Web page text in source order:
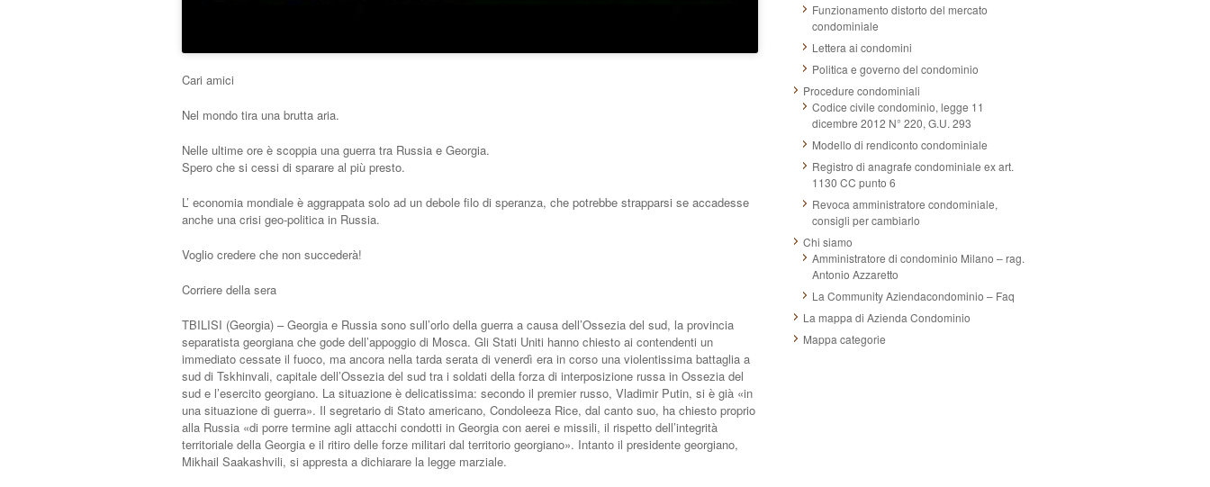
Cari amici
Nel mondo tira una brutta aria.
Nelle ultime ore è scoppia una guerra tra Russia e Georgia.
Spero che si cessi di sparare al più presto.
L’ economia mondiale è aggrappata solo ad un debole filo di speranza, che potrebbe strapparsi se accadesse
anche una crisi geo-politica in Russia.
Voglio credere che non succederà!
Corriere della sera
TBILISI (Georgia) – Georgia e Russia sono sull’orlo della guerra a causa dell’Ossezia del sud, la provincia
separatista georgiana che gode dell’appoggio di Mosca. Gli Stati Uniti hanno chiesto ai contendenti un
immediato cessate il fuoco, ma ancora nella tarda serata di venerdì era in corso una violentissima battaglia a
sud di Tskhinvali, capitale dell’Ossezia del sud tra i soldati della forza di interposizione russa in Ossezia del
sud e l’esercito georgiano. La situazione è delicatissima: secondo il premier russo, Vladimir Putin, si è già «in
una situazione di guerra». Il segretario di Stato americano, Condoleeza Rice, dal canto suo, ha chiesto proprio
alla Russia «di porre termine agli attacchi condotti in Georgia con aerei e missili, il rispetto dell’integrità
territoriale della Georgia e il ritiro delle forze militari dal territorio georgiano». Intanto il presidente georgiano,
Mikhail Saakashvili, si appresta a dichiarare la legge marziale.
Funzionamento distorto del mercato
condominiale
Lettera ai condomini
Politica e governo del condominio
Procedure condominiali
Codice civile condominio, legge 11
dicembre 2012 N° 220, G.U. 293
Modello di rendiconto condominiale
Registro di anagrafe condominiale ex art.
1130 CC punto 6
Revoca amministratore condominiale,
consigli per cambiarlo
Chi siamo
Amministratore di condominio Milano – rag.
Antonio Azzaretto
La Community Aziendacondominio – Faq
La mappa di Azienda Condominio
Mappa categorie